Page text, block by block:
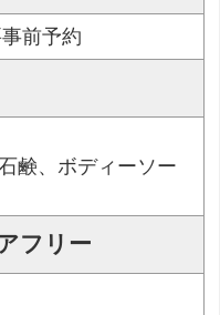
前予約
鹸、ボディーソー
フリー